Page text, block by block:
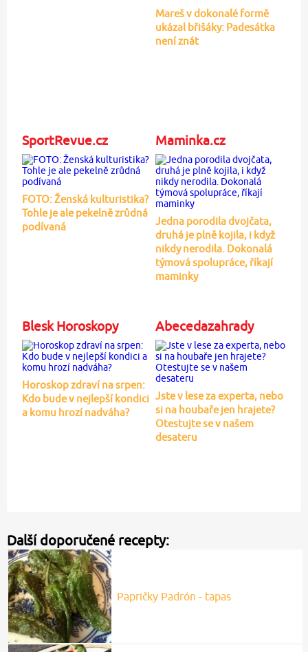
Mareš v dokonalé formě
ukázal břišáky: Padesátka
není znát
SportRevue.cz
FOTO: Ženská kulturistika?
Tohle je ale pekelně zrůdná
podívaná
Maminka.cz
Jedna porodila dvojčata,
druhá je plně kojila, i když
nikdy nerodila. Dokonalá
týmová spolupráce, říkají
maminky
Blesk Horoskopy
Horoskop zdraví na srpen:
Kdo bude v nejlepší kondici
a komu hrozí nadváha?
Abecedazahrady
Jste v lese za experta, nebo
si na houbaře jen hrajete?
Otestujte se v našem
desateru
Další doporučené recepty:
Papričky Padrón - tapas